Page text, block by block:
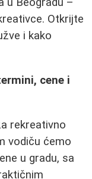
Otkrijte
i kako
cene i
rekreativno
vodiču ćemo
u gradu, sa